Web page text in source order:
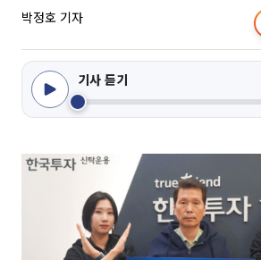
박정호 기자
기사 듣기